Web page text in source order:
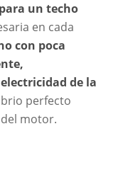
un techo
en cada
con poca
de la
perfecto
motor.